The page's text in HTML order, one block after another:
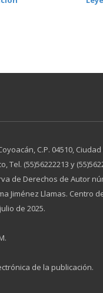
C.P. 04510,
(55)56222213 y
Derechos de Autor
Jiménez Llamas. Centro
de 2025.
de la publicación.